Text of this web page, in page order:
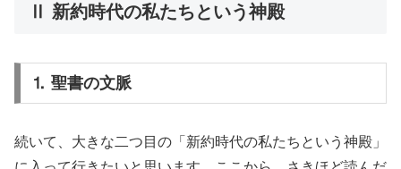
Ⅱ 新約時代の私たちという神殿
⒈ 聖書の文脈
続いて、大きな二つ目の「新約時代の私たちという神殿」